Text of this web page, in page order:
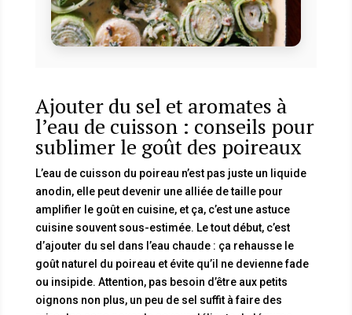
Ajouter du sel et aromates à
l’eau de cuisson : conseils pour
sublimer le goût des poireaux
L’eau de cuisson du poireau n’est pas juste un liquide
anodin, elle peut devenir une alliée de taille pour
amplifier le goût en cuisine, et ça, c’est une astuce
cuisine souvent sous-estimée. Le tout début, c’est
d’ajouter du sel dans l’eau chaude : ça rehausse le
goût naturel du poireau et évite qu’il ne devienne fade
ou insipide. Attention, pas besoin d’être aux petits
oignons non plus, un peu de sel suffit à faire des